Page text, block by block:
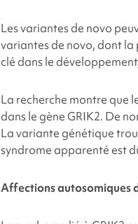
Les variantes de novo
variantes de novo, dont la
clé dans le
La recherche montre que
dans le gène GRIK2. De
La variante génétique
syndrome apparenté est
Affections autosomiques